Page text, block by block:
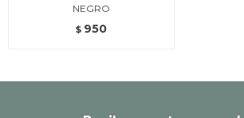
NEGRO
$ 950